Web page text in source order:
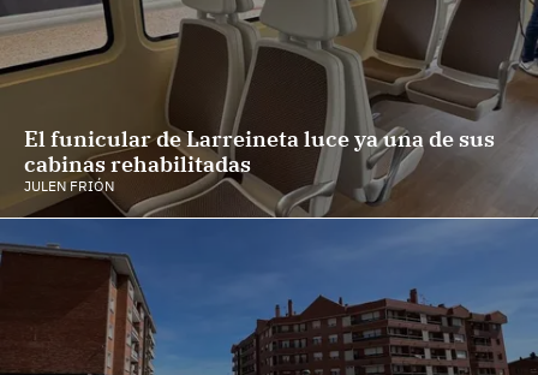
El funicular de Larreineta luce ya una de sus
cabinas rehabilitadas
JULEN FRIÓN